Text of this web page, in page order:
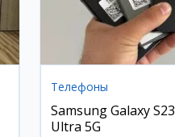
Телефоны
Samsung Galaxy S23
Ultra 5G